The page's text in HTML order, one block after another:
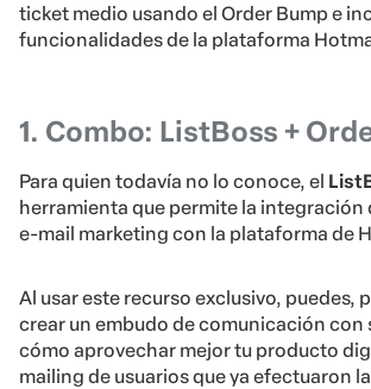
ticket medio usando el Order Bump e
funcionalidades de la plataforma
1. Combo: ListBoss +
Para quien todavía no lo conoce, el
herramienta que permite la integración
e-mail marketing con la plataforma de
Al usar este recurso exclusivo, puedes,
crear un embudo de comunicación con
cómo aprovechar mejor tu producto
mailing de usuarios que ya efectuaron